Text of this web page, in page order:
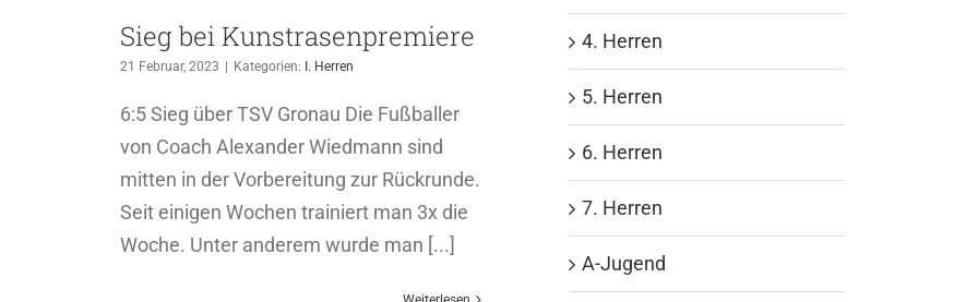
Sieg bei Kunstrasenpremiere
21 Februar, 2023 Kategorien: I. Herren
6:5 Sieg über TSV Gronau Die Fußballer
von Coach Alexander Wiedmann sind
mitten in der Vorbereitung zur Rückrunde.
Seit einigen Wochen trainiert man 3x die
Woche. Unter anderem wurde man [...]
4. Herren
5. Herren
6. Herren
7. Herren
A-Jugend